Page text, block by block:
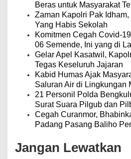
Beras untuk Masyarakat
Zaman Kapolri Pak
Yang Habis Sekolah
Komitmen Cegah Covid-
06 Semende, Ini yang di
Gelar Apel Kasatwil,
Tegas Keseluruh Jajaran
Kabid Humas Ajak
Saluran Air di Lingkungan
21 Personil Polda
Surat Suara Pilgub dan
Cegah Curanmor,
Padang Pasang Baliho
Jangan Lewatkan